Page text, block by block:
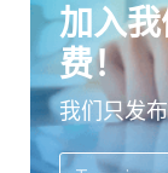
加入
费！
我们只发